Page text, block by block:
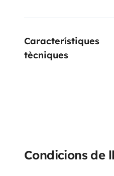
Característiques
tècniques
Condicions de